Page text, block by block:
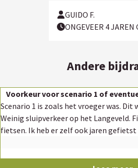
GUIDO F.
ONGEVEER 4 JAREN
Andere
Voorkeur voor scenario 1 of
Scenario 1 is zoals het vroeger was. Dit
Weinig sluipverkeer op het Langeveld.
fietsen. Ik heb er zelf ook jaren